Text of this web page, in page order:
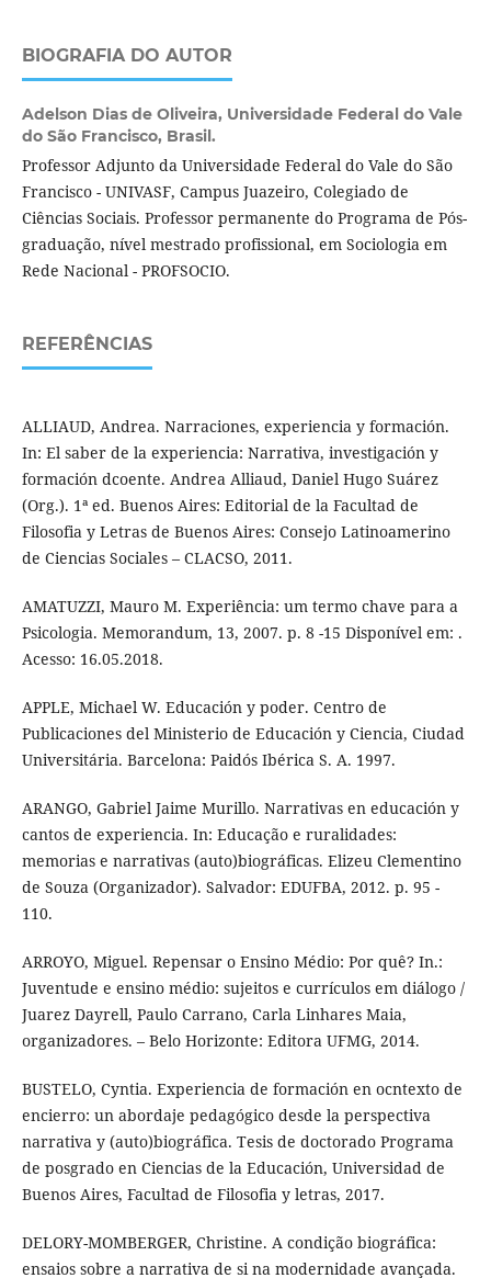
BIOGRAFIA DO AUTOR
Adelson Dias de Oliveira, Universidade Federal do Vale
do São Francisco, Brasil.
Professor Adjunto da Universidade Federal do Vale do São
Francisco - UNIVASF, Campus Juazeiro, Colegiado de
Ciências Sociais. Professor permanente do Programa de Pós-
graduação, nível mestrado profissional, em Sociologia em
Rede Nacional - PROFSOCIO.
REFERÊNCIAS
ALLIAUD, Andrea. Narraciones, experiencia y formación.
In: El saber de la experiencia: Narrativa, investigación y
formación dcoente. Andrea Alliaud, Daniel Hugo Suárez
(Org.). 1ª ed. Buenos Aires: Editorial de la Facultad de
Filosofia y Letras de Buenos Aires: Consejo Latinoamerino
de Ciencias Sociales – CLACSO, 2011.
AMATUZZI, Mauro M. Experiência: um termo chave para a
Psicologia. Memorandum, 13, 2007. p. 8 -15 Disponível em: .
Acesso: 16.05.2018.
APPLE, Michael W. Educación y poder. Centro de
Publicaciones del Ministerio de Educación y Ciencia, Ciudad
Universitária. Barcelona: Paidós Ibérica S. A. 1997.
ARANGO, Gabriel Jaime Murillo. Narrativas en educación y
cantos de experiencia. In: Educação e ruralidades:
memorias e narrativas (auto)biográficas. Elizeu Clementino
de Souza (Organizador). Salvador: EDUFBA, 2012. p. 95 -
110.
ARROYO, Miguel. Repensar o Ensino Médio: Por quê? In.:
Juventude e ensino médio: sujeitos e currículos em diálogo /
Juarez Dayrell, Paulo Carrano, Carla Linhares Maia,
organizadores. – Belo Horizonte: Editora UFMG, 2014.
BUSTELO, Cyntia. Experiencia de formación en ocntexto de
encierro: un abordaje pedagógico desde la perspectiva
narrativa y (auto)biográfica. Tesis de doctorado Programa
de posgrado en Ciencias de la Educación, Universidad de
Buenos Aires, Facultad de Filosofia y letras, 2017.
DELORY-MOMBERGER, Christine. A condição biográfica:
ensaios sobre a narrativa de si na modernidade avançada.